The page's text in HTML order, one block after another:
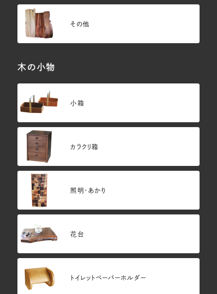
その他
木の小物
小箱
カラクリ箱
照明・あかり
花台
トイレットペーパーホルダー